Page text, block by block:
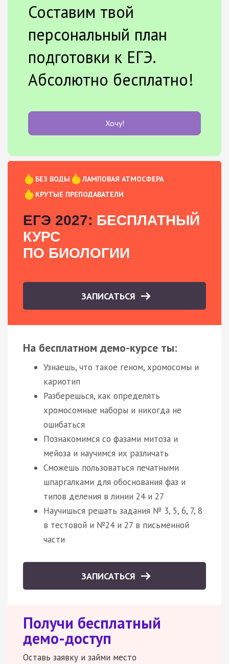
Составим твой
персональный план
подготовки к ЕГЭ.
Абсолютно бесплатно!
Хочу!
БЕЗ ВОДЫ
ЛАМПОВАЯ АТМОСФЕРА
КРУТЫЕ ПРЕПОДАВАТЕЛИ
ЕГЭ 2027: БЕСПЛАТНЫЙ
КУРС
ПО БИОЛОГИИ
ЗАПИСАТЬСЯ
На бесплатном демо-курсе ты:
Узнаешь, что такое геном, хромосомы и
кариотип
Разберешься, как определять
хромосомные наборы и никогда не
ошибаться
Познакомимся со фазами митоза и
мейоза и научимся их различать
Сможешь пользоваться печатными
шпаргалками для обоснования фаз и
типов деления в линии 24 и 27
Научишься решать задания № 3, 5, 6, 7, 8
в тестовой и №24 и 27 в письменной
части
ЗАПИСАТЬСЯ
Получи бесплатный
демо-доступ
Оставь заявку и займи место